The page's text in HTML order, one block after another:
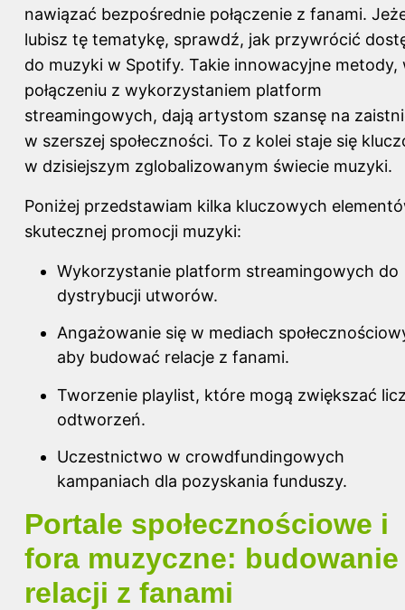
nawiązać bezpośrednie połączenie z fanami.
lubisz tę tematykę, sprawdź, jak przywrócić
do muzyki w Spotify. Takie innowacyjne metody,
połączeniu z wykorzystaniem platform
streamingowych, dają artystom szansę na
w szerszej społeczności. To z kolei staje się
w dzisiejszym zglobalizowanym świecie muzyki.
Poniżej przedstawiam kilka kluczowych
skutecznej promocji muzyki:
Wykorzystanie platform streamingowych do
dystrybucji utworów.
Angażowanie się w mediach
aby budować relacje z fanami.
Tworzenie playlist, które mogą zwiększać
odtworzeń.
Uczestnictwo w crowdfundingowych
kampaniach dla pozyskania funduszy.
Portale społecznościowe i
fora muzyczne: budowanie
relacji z fanami